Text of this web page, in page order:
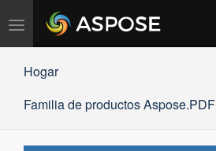
Alternar
navegación
Hogar
Familia de productos Aspose.PDF